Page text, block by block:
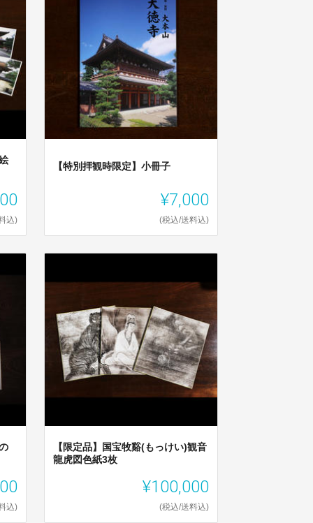
込)
【特別拝観時限定】小冊子
¥7,000
(税込/送料込)
込)
【限定品】国宝牧谿(もっけい)観音
龍虎図色紙3枚
¥100,000
(税込/送料込)